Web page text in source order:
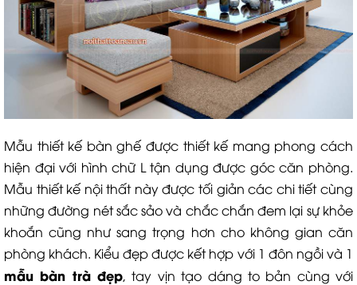
Mẫu thiết kế bàn ghế được thiết kế mang phong cách
hiện đại với hình chữ L tận dụng được góc căn phòng.
Mẫu thiết kế nội thất này được tối giản các chi tiết cùng
những đường nét sắc sảo và chắc chắn đem lại sự khỏe
khoắn cũng như sang trọng hơn cho không gian căn
phòng khách. Kiểu đẹp được kết hợp với 1 đôn ngồi và 1
mẫu bàn trà đẹp, tay vịn tạo dáng to bản cùng với